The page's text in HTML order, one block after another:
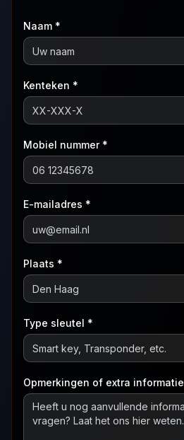
Naam *
Kenteken *
Mobiel nummer *
E-mailadres *
Plaats *
Type sleutel *
Opmerkingen of extra informatie